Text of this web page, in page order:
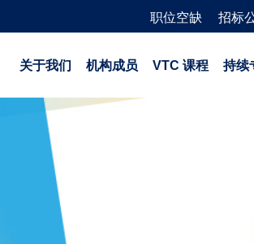
职位空缺 招标
关于我们 机构成员 VTC 课程 持续